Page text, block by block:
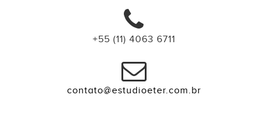
+55 (11) 4063 6711
contato@estudioeter.com.br